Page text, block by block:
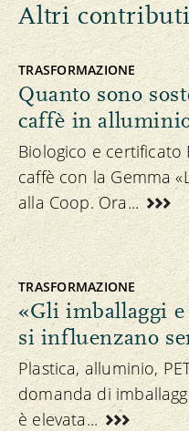
Altri
TRASFORMAZIONE
Quanto sono
caffè in
Biologico e certificato
caffè con la Gemma
alla Coop. Ora...
TRASFORMAZIONE
«Gli imballaggi
si influenzano
Plastica, alluminio,
domanda di
è elevata...